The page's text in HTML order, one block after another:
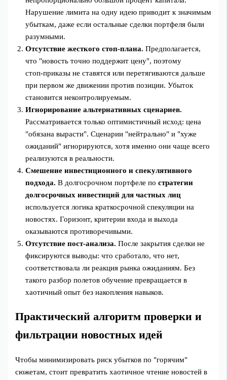
Нарушение лимита на одну идею приводит к значимым
убыткам, даже если остальные сделки портфеля были
разумными.
Отсутствие жесткого стоп‑плана. Предполагается,
что "новость точно поддержит цену", поэтому
стоп‑приказы не ставятся или перетягиваются дальше
при первом же движении против позиции. Убыток
становится неконтролируемым.
Игнорирование альтернативных сценариев.
Рассматривается только оптимистичный исход: цена
"обязана вырасти". Сценарии "нейтрально" и "хуже
ожиданий" игнорируются, хотя именно они чаще всего
реализуются в реальности.
Смешение инвестиционного и спекулятивного
подхода. В долгосрочном портфеле постратегии
долгосрочных инвестиций для частных лиц
используется логика краткосрочной спекуляции на
новостях. Горизонт, критерии входа и выхода
оказываются противоречивыми.
Отсутствие пост‑анализа. После закрытия сделки не
фиксируются выводы: что сработало, что нет,
соответствовала ли реакция рынка ожиданиям. Без
такого разбор полетов обучение превращается в
хаотичный опыт без накопления навыков.
Практический алгоритм проверки и
фильтрации новостных идей
Чтобы минимизировать риск убытков по "горячим"
сюжетам, стоит превратить хаотичное чтение новостей в